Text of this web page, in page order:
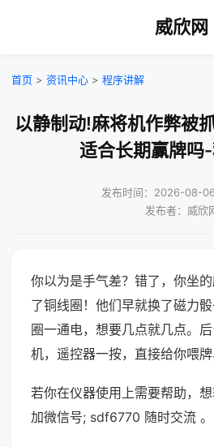
威欣网
首页 > 资讯中心 > 程序讲解
以静制动!麻将机作弊被
适合长期赢牌吗
发布时间：2026-08-
发布者：威欣
你以为是手气差？错了，你坐
了铜线圈！他们早就换了磁力
圈一通电，想要几点就几点。
机，遥控器一按，直接给你喂牌
若你在仪器使用上需要帮助，
加微信号; sdf6770 随时交流 。